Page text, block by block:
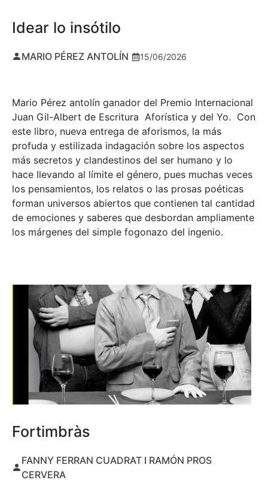
Idear lo insótilo
MARIO PÉREZ ANTOLÍN 15/06/2026
Mario Pérez antolín ganador del Premio Internacional
Juan Gil-Albert de Escritura Aforística y del Yo. Con
este libro, nueva entrega de aforismos, la más
profuda y estilizada indagación sobre los aspectos
más secretos y clandestinos del ser humano y lo
hace llevando al límite el género, pues muchas veces
los pensamientos, los relatos o las prosas poéticas
forman universos abiertos que contienen tal cantidad
de emociones y saberes que desbordan ampliamente
los márgenes del simple fogonazo del ingenio.
Fortimbràs
FANNY FERRAN CUADRAT I RAMÓN PROS
CERVERA